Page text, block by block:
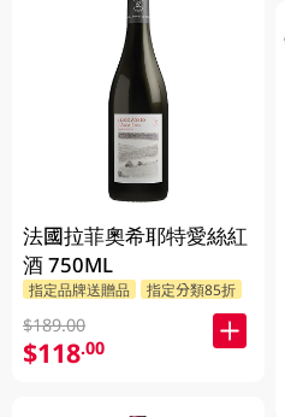
法國拉菲奧希耶特愛絲紅
酒 750ML
指定品牌送贈品 指定分類85折
$189.00
$118.00